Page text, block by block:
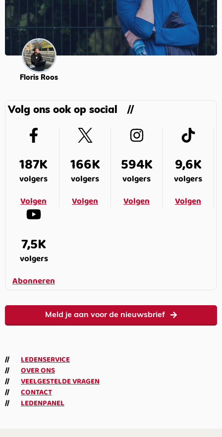
Floris Roos
Volg ons ook op social
187K
volgers
Volgen
166K
volgers
Volgen
594K
volgers
Volgen
9,6K
volgers
Volgen
7,5K
volgers
Abonneren
Meld je aan voor de nieuwsbrief
LEDENSERVICE
OVER ONS
VEELGESTELDE VRAGEN
CONTACT
LEDENPANEL